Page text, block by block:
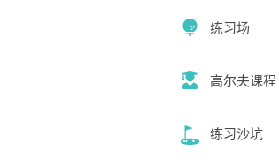
练习场
高尔夫课程
练习沙坑